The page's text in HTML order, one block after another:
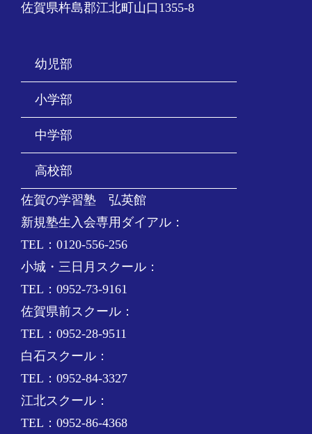
佐賀県杵島郡江北町山口1355-8
幼児部
小学部
中学部
高校部
佐賀の学習塾 弘英館
新規塾生入会専用ダイアル：
TEL：0120-556-256
小城・三日月スクール：
TEL：0952-73-9161
佐賀県前スクール：
TEL：0952-28-9511
白石スクール：
TEL：0952-84-3327
江北スクール：
TEL：0952-86-4368